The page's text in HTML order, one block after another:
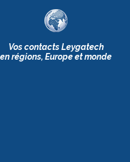
Vos contacts Leygatech
en régions, Europe et monde